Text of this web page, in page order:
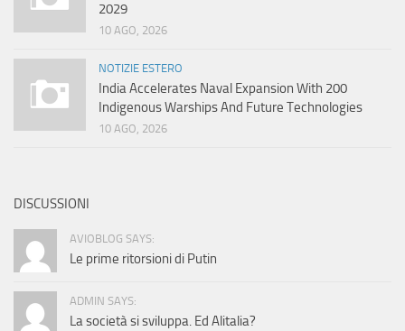
2029
10 AGO, 2026
NOTIZIE ESTERO
India Accelerates Naval Expansion With 200
Indigenous Warships And Future Technologies
10 AGO, 2026
DISCUSSIONI
AVIOBLOG SAYS:
Le prime ritorsioni di Putin
ADMIN SAYS:
La società si sviluppa. Ed Alitalia?